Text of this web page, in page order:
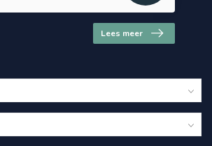
Lees meer